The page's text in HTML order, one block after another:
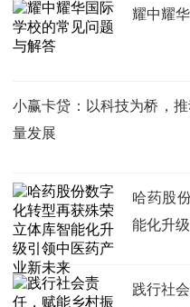
耀中耀
小赢卡贷：以科技为桥，
量发展
哈药股
能化升
践行社